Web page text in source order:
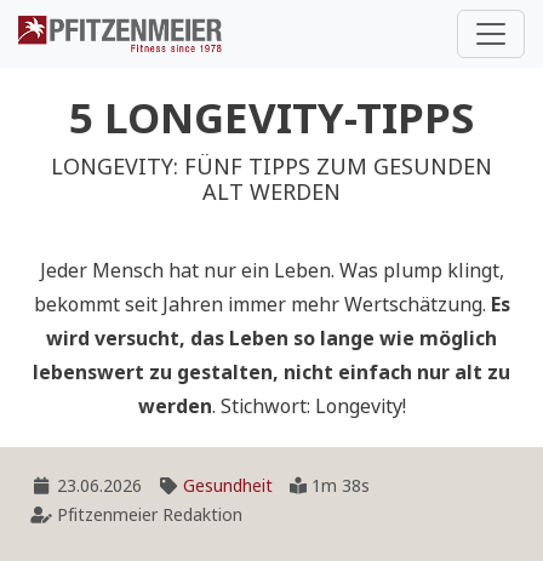
5 LONGEVITY-TIPPS
LONGEVITY: FÜNF TIPPS ZUM GESUNDEN
ALT WERDEN
Jeder Mensch hat nur ein Leben. Was plump klingt,
bekommt seit Jahren immer mehr Wertschätzung. Es
wird versucht, das Leben so lange wie möglich
lebenswert zu gestalten, nicht einfach nur alt zu
werden. Stichwort: Longevity!
23.06.2026 Gesundheit
1m 38s
Pfitzenmeier Redaktion